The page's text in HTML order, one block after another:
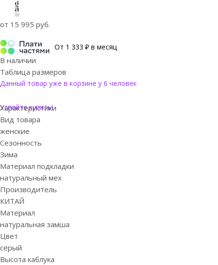
от 15 995 руб.
От 1 333 ₽ в месяц
В наличии
Таблица размеров
Данный товар уже в корзине у 6 человек
Успейте купить!
Характеристики
Вид товара
женские
Сезонность
Зима
Материал подкладки
натуральный мех
Производитель
КИТАЙ
Материал
натуральная замша
Цвет
серый
Высота каблука